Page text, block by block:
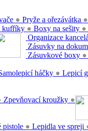
● Pryže a ořezávátka ●
kufříky ● Boxy na sešity ●
Organizace
Zásuvky na
Zásuvkové boxy ●
háčky ● Lepicí
Zpevňovací kroužky ●
pistole ● Lepidla ve spreji